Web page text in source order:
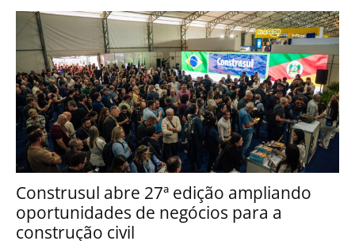
Construsul abre 27ª edição ampliando
oportunidades de negócios para a
construção civil